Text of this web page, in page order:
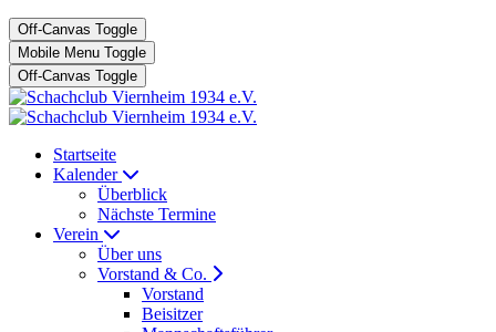
Off-Canvas Toggle
Mobile Menu Toggle
Off-Canvas Toggle
Startseite
Kalender
Überblick
Nächste Termine
Verein
Über uns
Vorstand & Co.
Vorstand
Beisitzer